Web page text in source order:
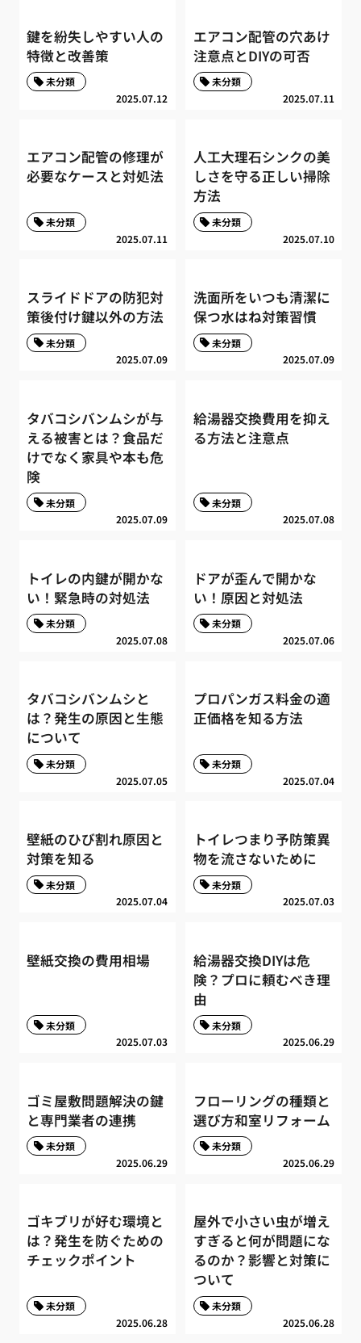
鍵を紛失しやすい人の
特徴と改善策
2025.07.12
未分類
エアコン配管の穴あけ
注意点とDIYの可否
2025.07.11
未分類
エアコン配管の修理が
必要なケースと対処法
2025.07.11
未分類
人工大理石シンクの美
しさを守る正しい掃除
方法
2025.07.10
未分類
スライドドアの防犯対
策後付け鍵以外の方法
2025.07.09
未分類
洗面所をいつも清潔に
保つ水はね対策習慣
2025.07.09
未分類
タバコシバンムシが与
える被害とは？食品だ
けでなく家具や本も危
険
2025.07.09
未分類
給湯器交換費用を抑え
る方法と注意点
2025.07.08
未分類
トイレの内鍵が開かな
い！緊急時の対処法
2025.07.08
未分類
ドアが歪んで開かな
い！原因と対処法
2025.07.06
未分類
タバコシバンムシと
は？発生の原因と生態
について
2025.07.05
未分類
プロパンガス料金の適
正価格を知る方法
2025.07.04
未分類
壁紙のひび割れ原因と
対策を知る
2025.07.04
未分類
トイレつまり予防策異
物を流さないために
2025.07.03
未分類
壁紙交換の費用相場
2025.07.03
未分類
給湯器交換DIYは危
険？プロに頼むべき理
由
2025.06.29
未分類
ゴミ屋敷問題解決の鍵
と専門業者の連携
2025.06.29
未分類
フローリングの種類と
選び方和室リフォーム
2025.06.29
未分類
ゴキブリが好む環境と
は？発生を防ぐための
チェックポイント
2025.06.28
未分類
屋外で小さい虫が増え
すぎると何が問題にな
るのか？影響と対策に
ついて
2025.06.28
未分類